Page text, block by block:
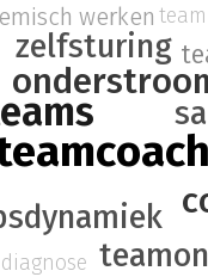
zelfsturing
diagnose
werken